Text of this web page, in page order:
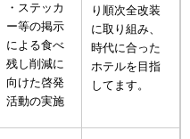
・ステッカ
ー等の掲示
による食べ
残し削減に
向けた啓発
活動の実施
り順次全改装
に取り組み、
時代に合った
ホテルを目指
してます。